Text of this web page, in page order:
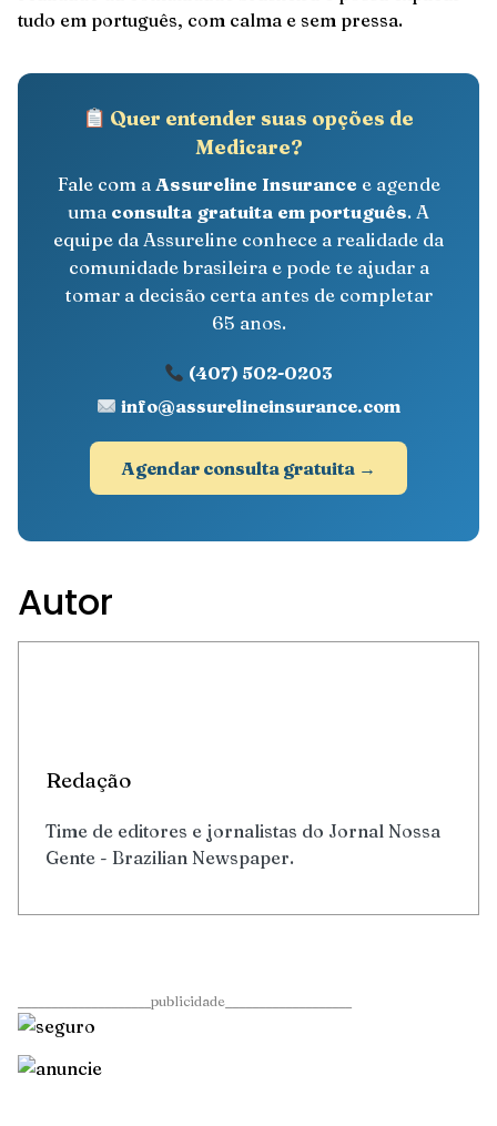
tudo em português, com calma e sem pressa.
Quer entender suas opções de
Medicare?
Fale com a Assureline Insurance e agende
uma consulta gratuita em português. A
equipe da Assureline conhece a realidade da
comunidade brasileira e pode te ajudar a
tomar a decisão certa antes de completar
65 anos.
(407) 502-0203
info@assurelineinsurance.com
Agendar consulta gratuita →
Autor
Redação
Time de editores e jornalistas do Jornal Nossa
Gente - Brazilian Newspaper.
____________________publicidade___________________